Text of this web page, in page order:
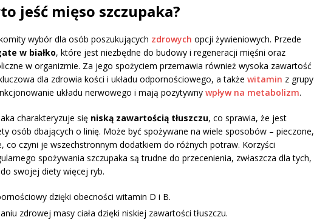
jeść mięso szczupaka?
wybór dla osób poszukujących zdrowych opcji żywieniowych. Przede
w białko, które jest niezbędne do budowy i regeneracji mięśni oraz
w organizmie. Za jego spożyciem przemawia również wysoka zawartość
dla zdrowia kości i układu odpornościowego, a także witamin z grupy
układu nerwowego i mają pozytywny wpływ na metabolizm.
charakteryzuje się niską zawartością tłuszczu, co sprawia, że jest
osób dbających o linię. Może być spożywane na wiele sposobów – pieczone,
co czyni je wszechstronnym dodatkiem do różnych potraw. Korzyści
spożywania szczupaka są trudne do przecenienia, zwłaszcza dla tych,
swojej diety więcej ryb.
dzięki obecności witamin D i B.
zdrowej masy ciała dzięki niskiej zawartości tłuszczu.